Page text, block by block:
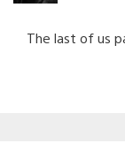
The last of us